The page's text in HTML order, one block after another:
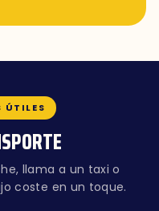
ÚTILES
llama a un taxi o
coste en un toque.